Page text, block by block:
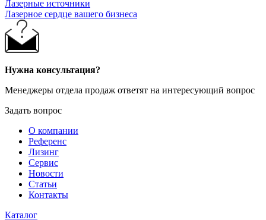
Лазерные источники
Лазерное сердце вашего бизнеса
Нужна консультация?
Менеджеры отдела продаж ответят на интересующий вопрос
Задать вопрос
О компании
Референс
Лизинг
Сервис
Новости
Статьи
Контакты
Каталог